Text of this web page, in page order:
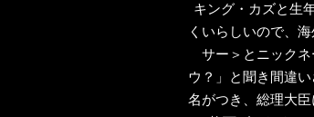
キング・カズと生
くいらしいので、
サー＞とニック
ウ？」と聞き間違
名がつき、総理大